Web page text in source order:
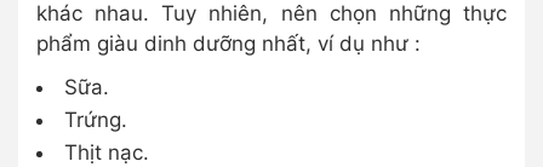
khác nhau. Tuy nhiên, nên chọn những thực
phẩm giàu dinh dưỡng nhất, ví dụ như :
Sữa.
Trứng.
Thịt nạc.